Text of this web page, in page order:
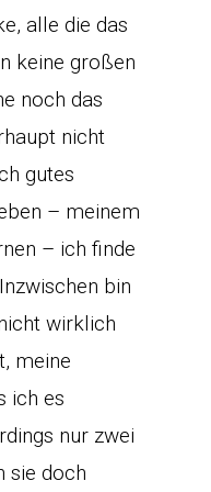
alle die das
keine großen
noch das
nicht
gutes
– meinem
– ich finde
bin
wirklich
meine
ich es
nur zwei
sie doch